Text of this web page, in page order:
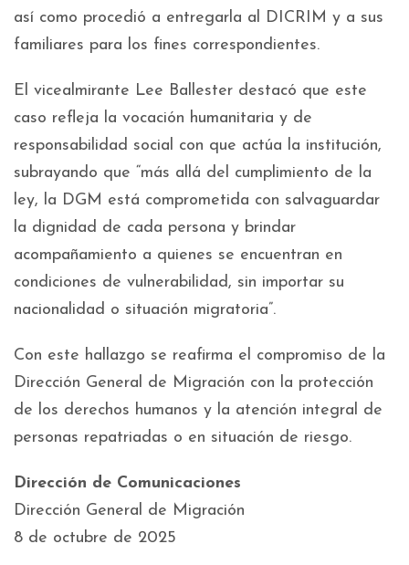
así como procedió a entregarla al DICRIM y a sus
familiares para los fines correspondientes.
El vicealmirante Lee Ballester destacó que este
caso refleja la vocación humanitaria y de
responsabilidad social con que actúa la institución,
subrayando que “más allá del cumplimiento de la
ley, la DGM está comprometida con salvaguardar
la dignidad de cada persona y brindar
acompañamiento a quienes se encuentran en
condiciones de vulnerabilidad, sin importar su
nacionalidad o situación migratoria”.
Con este hallazgo se reafirma el compromiso de la
Dirección General de Migración con la protección
de los derechos humanos y la atención integral de
personas repatriadas o en situación de riesgo.
Dirección de Comunicaciones
Dirección General de Migración
8 de octubre de 2025